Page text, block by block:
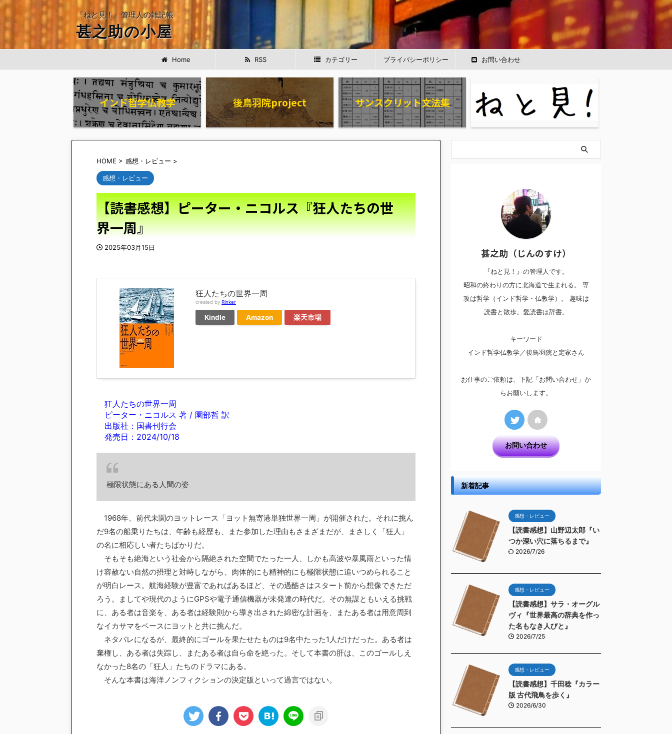
『ねと見！』管理人の雑記帳
甚之助の小屋
Home RSS カテゴリー プライバシーポリシー お問い合わせ
インド哲学仏教学 後鳥羽院project サンスクリット文法集
HOME > 感想・レビュー >
感想・レビュー
【読書感想】ピーター・ニコルス『狂人たちの世
界一周』
2025年03月15日
狂人たちの世界一周
created by Rinker
Kindle Amazon 楽天市場
狂人たちの世界一周
ピーター・ニコルス 著 / 園部哲 訳
出版社：国書刊行会
発売日：2024/10/18
極限状態にある人間の姿
1968年、前代未聞のヨットレース「ヨット無寄港単独世界一周」が開催された。それに挑ん
だ9名の船乗りたちは、年齢も経歴も、また参加した理由もさまざまだが、まさしく「狂人」
の名に相応しい者たちばかりだ。
そもそも絶海という社会から隔絶された空間でたった一人、しかも高波や暴風雨といった情
け容赦ない自然の摂理と対峙しながら、肉体的にも精神的にも極限状態に追いつめられること
が明白レース。航海経験が豊富であればあるほど、その過酷さはスタート前から想像できただ
ろう。ましてや現代のようにGPSや電子通信機器が未発達の時代だ。その無謀ともいえる挑戦
に、ある者は音楽を、ある者は経験則から導き出された綿密な計画を、またある者は用意周到
なイカサマをベースにヨットと共に挑んだ。
ネタバレになるが、最終的にゴールを果たせたものは9名中たった1人だけだった。ある者は
棄権し、ある者は失踪し、またある者は自ら命を絶った。そして本書の肝は、このゴールしえ
なかった8名の「狂人」たちのドラマにある。
そんな本書は海洋ノンフィクションの決定版といって過言ではない。
甚之助（じんのすけ）
『ねと見！』の管理人です。
昭和の終わりの方に北海道で生まれる。 専
攻は哲学（インド哲学・仏教学）。 趣味は
読書と散歩。愛読書は辞書。
キーワード
インド哲学仏教学／後鳥羽院と定家さん
お仕事のご依頼は、下記「お問い合わせ」か
らお願いします。
お問い合わせ
新着記事
感想・レビュー
【読書感想】山野辺太郎『い
つか深い穴に落ちるまで』
2026/7/26
感想・レビュー
【読書感想】サラ・オーグル
ヴィ『世界最高の辞典を作っ
た名もなき人びと』
2026/7/25
感想・レビュー
【読書感想】千田稔『カラー
版 古代飛鳥を歩く』
2026/6/30